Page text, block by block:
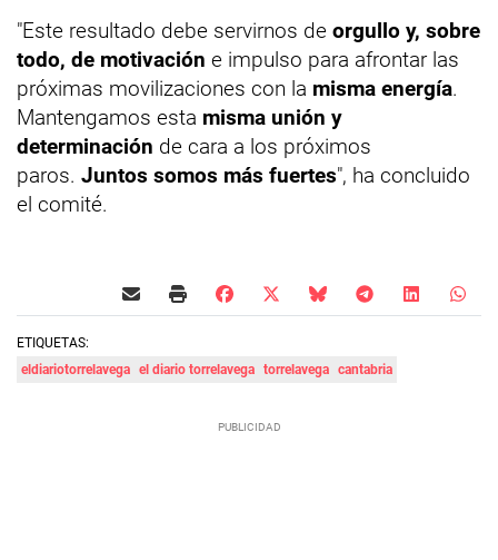
"Este resultado debe servirnos de orgullo y, sobre
todo, de motivación e impulso para afrontar las
próximas movilizaciones con la misma energía.
Mantengamos esta misma unión y
determinación de cara a los próximos
paros. Juntos somos más fuertes", ha concluido
el comité.
ETIQUETAS:
eldiariotorrelavega el diario torrelavega torrelavega cantabria